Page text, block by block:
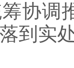
协调
到实